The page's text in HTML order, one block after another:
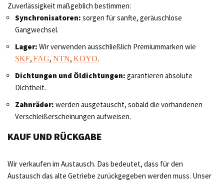
Zuverlässigkeit maßgeblich bestimmen:
Synchronisatoren: sorgen für sanfte, geräuschlose
Gangwechsel.
Lager: Wir verwenden ausschließlich Premiummarken wie
SKF, FAG, NTN, KOYO.
Dichtungen und Öldichtungen: garantieren absolute
Dichtheit.
Zahnräder: werden ausgetauscht, sobald die vorhandenen
Verschleißerscheinungen aufweisen.
KAUF UND RÜCKGABE
Wir verkaufen im Austausch. Das bedeutet, dass für den
Austausch das alte Getriebe zurückgegeben werden muss. Unser